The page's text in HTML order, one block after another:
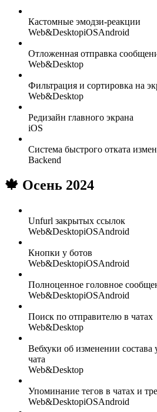
Кастомные эмодзи-реакции
Web&DesktopiOSAndroid
Отложенная отправка
Web&Desktop
Фильтрация и сортировка на
Web&Desktop
Редизайн главного экрана
iOS
Система быстрого отката
Backend
🍁 Осень 2024
Unfurl закрытых ссылок
Web&DesktopiOSAndroid
Кнопки у ботов
Web&DesktopiOSAndroid
Полноценное головное
Web&DesktopiOSAndroid
Поиск по отправителю в чатах
Web&Desktop
Вебхуки об изменении состава
чата
Web&Desktop
Упоминание тегов в чатах и
Web&DesktopiOSAndroid